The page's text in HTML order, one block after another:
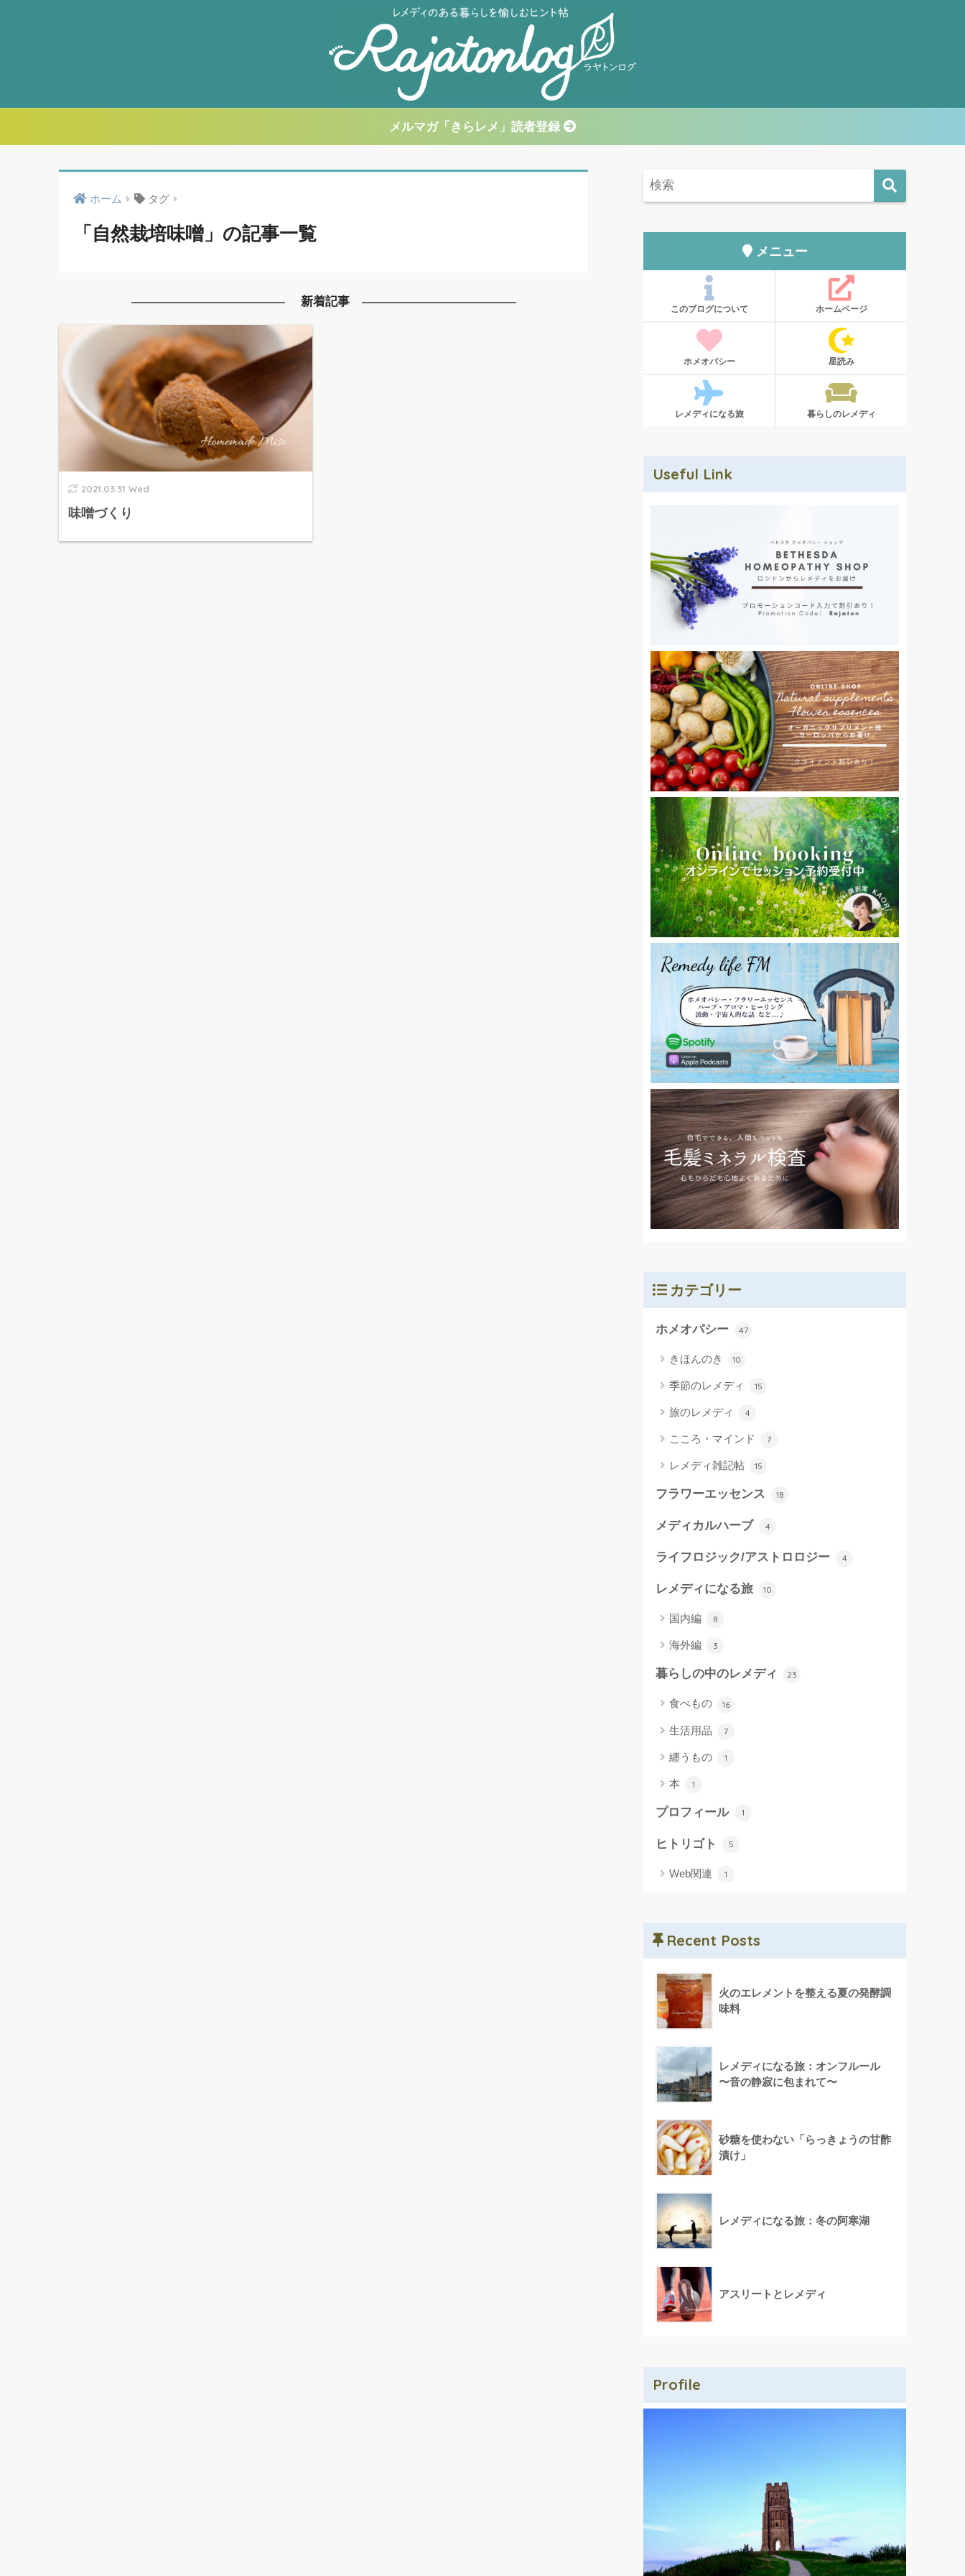
メルマガ「きらレメ」読者登録
ホーム タグ
「自然栽培味噌」の記事一覧
新着記事
2021.03.31 Wed
味噌づくり
メニュー
このブログについて ホームページ
ホメオパシー 星読み
レメディになる旅 暮らしのレメディ
Useful Link
カテゴリー
ホメオパシー 47
きほんのき 10
季節のレメディ 15
旅のレメディ 4
こころ・マインド 7
レメディ雑記帖 15
フラワーエッセンス 18
メディカルハーブ 4
ライフロジック/アストロロジー 4
レメディになる旅 10
国内編 8
海外編 3
暮らしの中のレメディ 23
食べもの 16
生活用品 7
纏うもの 1
本 1
プロフィール 1
ヒトリゴト 5
Web関連 1
Recent Posts
火のエレメントを整える夏の発酵調
味料
レメディになる旅：オンフルール
〜音の静寂に包まれて〜
砂糖を使わない「らっきょうの甘酢
漬け」
レメディになる旅：冬の阿寒湖
アスリートとレメディ
Profile